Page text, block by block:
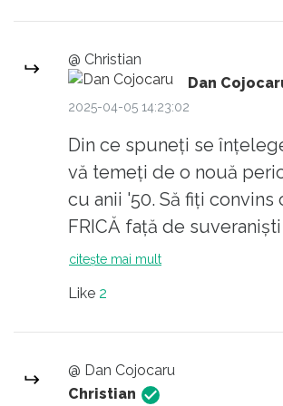
carturarilor".
@ Christian
Dan
2025-04-05 14:23:02
Din ce spuneți se
vă temeți de o nouă
cu anii '50. Să fiți convins
FRICĂ față de
la propagandă, fiindcă e
statului român din ultima
loc să ne fie frică de
actualilor guvernanți și
citește mai mult
Like 2
@ Dan Cojocaru
Christian